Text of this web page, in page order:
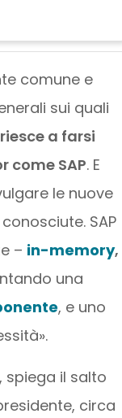
comune e
sui quali
a farsi
come SAP. E
le nuove
SAP
– in-memory,
una
, e uno
, spiega il salto
circa